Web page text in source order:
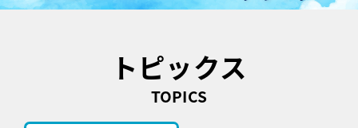
トピックス
TOPICS